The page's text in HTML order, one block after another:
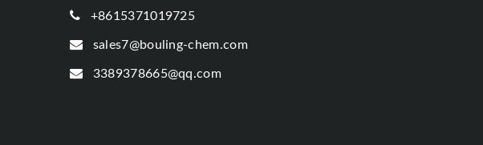
+8615371019725
sales7@bouling-chem.com
3389378665@qq.com